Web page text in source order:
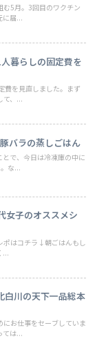
む5月。3回目のワクチン
に届...
暮らしの固定費を
費を見直しました。まず
て、...
バラの蒸しごはん
で、今日は冷凍庫の中に
な...
女子のオススメシ
ポはコチラ↓朝ごはんもし
...
白川の天下一品総本
にお仕事をセーブしていま
ては...